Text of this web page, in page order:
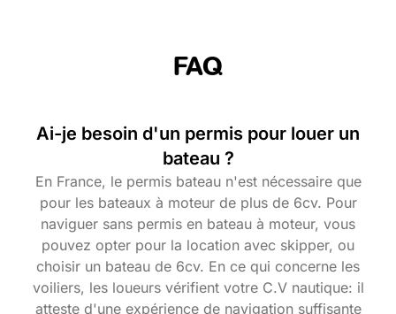
FAQ
Ai-je besoin d'un permis pour louer un
bateau ?
En France, le permis bateau n'est nécessaire que
pour les bateaux à moteur de plus de 6cv. Pour
naviguer sans permis en bateau à moteur, vous
pouvez opter pour la location avec skipper, ou
choisir un bateau de 6cv. En ce qui concerne les
voiliers, les loueurs vérifient votre C.V nautique: il
atteste d'une expérience de navigation suffisante